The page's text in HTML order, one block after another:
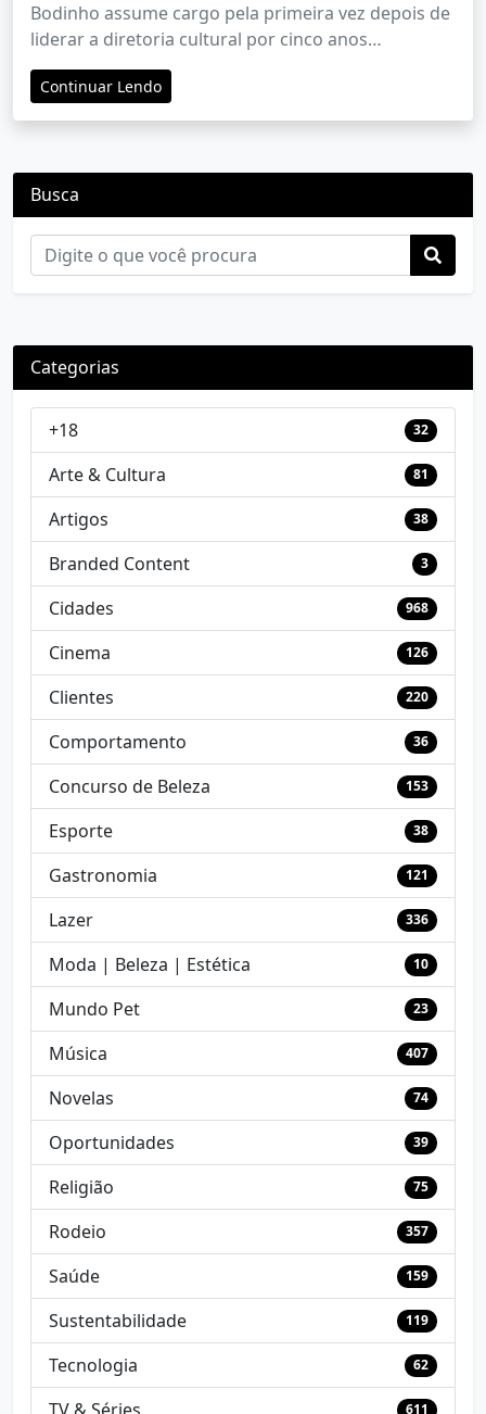
Bodinho assume cargo pela primeira vez depois de
liderar a diretoria cultural por cinco anos
consecutivos
Continuar Lendo
Busca
Categorias
+18 32
Arte & Cultura 81
Artigos 38
Branded Content 3
Cidades 968
Cinema 126
Clientes 220
Comportamento 36
Concurso de Beleza 153
Esporte 38
Gastronomia 121
Lazer 336
Moda | Beleza | Estética 10
Mundo Pet 23
Música 407
Novelas 74
Oportunidades 39
Religião 75
Rodeio 357
Saúde 159
Sustentabilidade 119
Tecnologia 62
611